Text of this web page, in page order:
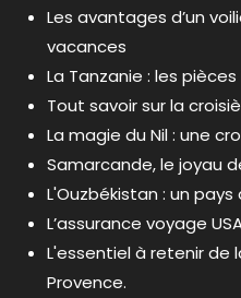
Les avantages d’un
vacances
La Tanzanie : les
Tout savoir sur la
La magie du Nil : une
Samarcande, le joyau
L'Ouzbékistan : un
L’assurance voyage
L'essentiel à retenir de
Provence.